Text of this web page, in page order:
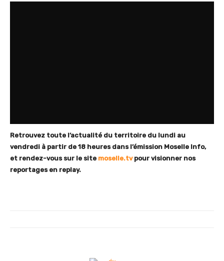
Retrouvez toute l’actualité du territoire du lundi au
vendredi à partir de 18 heures dans l’émission Moselle Info,
et rendez-vous sur le site moselle.tv pour visionner nos
reportages en replay.